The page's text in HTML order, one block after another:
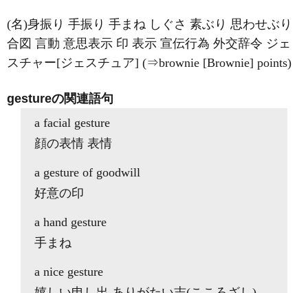
(名)身振り 手振り 手まね しぐさ 素ぶり 思わせぶり
合図 言動 意思表示 印 表示 宣伝行為 外交辞令 ジェ
スチャー[ジェスチュア] (⇒brownie [Brownie] points)
gestureの関連語句
a facial gesture
顔の表情 表情
a gesture of goodwill
好意の印
a hand gesture
手まね
a nice gesture